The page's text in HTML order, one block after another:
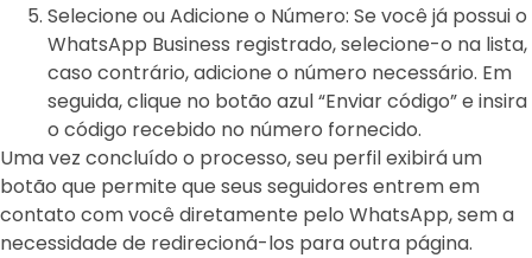
Selecione ou Adicione o Número: Se você já possui o
WhatsApp Business registrado, selecione-o na lista,
caso contrário, adicione o número necessário. Em
seguida, clique no botão azul “Enviar código” e insira
o código recebido no número fornecido.
Uma vez concluído o processo, seu perfil exibirá um
botão que permite que seus seguidores entrem em
contato com você diretamente pelo WhatsApp, sem a
necessidade de redirecioná-los para outra página.